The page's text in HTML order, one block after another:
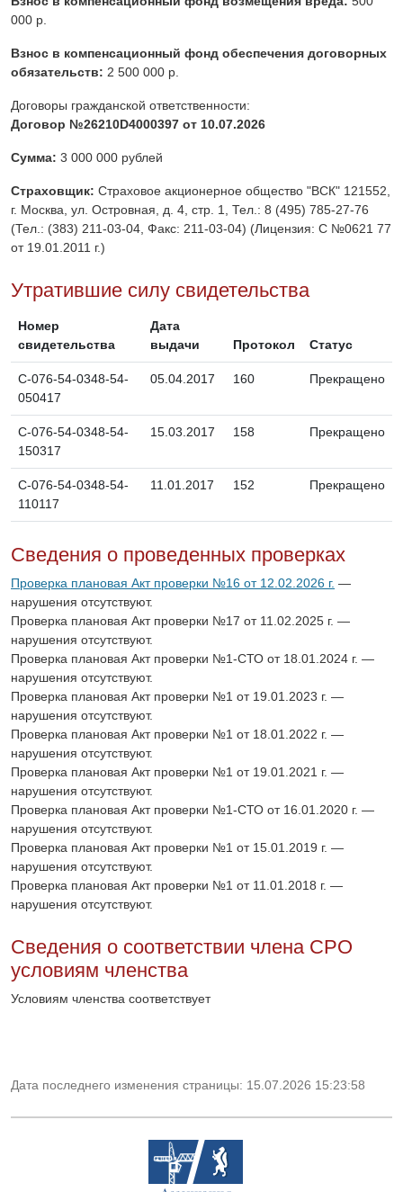
000 р.
Взнос в компенсационный фонд обеспечения договорных
обязательств: 2 500 000 р.
Договоры гражданской ответственности:
Договор №26210D4000397 от 10.07.2026
Сумма: 3 000 000 рублей
Страховщик: Страховое акционерное общество "ВСК" 121552,
г. Москва, ул. Островная, д. 4, стр. 1, Тел.: 8 (495) 785-27-76
(Тел.: (383) 211-03-04, Факс: 211-03-04) (Лицензия: С №0621 77
от 19.01.2011 г.)
Утратившие силу свидетельства
Номер
свидетельства
Дата
выдачи
Протокол Статус
C-076-54-0348-54-
050417
05.04.2017 160 Прекращено
C-076-54-0348-54-
150317
15.03.2017 158 Прекращено
C-076-54-0348-54-
110117
11.01.2017 152 Прекращено
Сведения о проведенных проверках
Проверка плановая Акт проверки №16 от 12.02.2026 г. —
нарушения отсутствуют.
Проверка плановая Акт проверки №17 от 11.02.2025 г. —
нарушения отсутствуют.
Проверка плановая Акт проверки №1-СТО от 18.01.2024 г. —
нарушения отсутствуют.
Проверка плановая Акт проверки №1 от 19.01.2023 г. —
нарушения отсутствуют.
Проверка плановая Акт проверки №1 от 18.01.2022 г. —
нарушения отсутствуют.
Проверка плановая Акт проверки №1 от 19.01.2021 г. —
нарушения отсутствуют.
Проверка плановая Акт проверки №1-СТО от 16.01.2020 г. —
нарушения отсутствуют.
Проверка плановая Акт проверки №1 от 15.01.2019 г. —
нарушения отсутствуют.
Проверка плановая Акт проверки №1 от 11.01.2018 г. —
нарушения отсутствуют.
Сведения о соответствии члена СРО
условиям членства
Условиям членства соответствует
Дата последнего изменения страницы: 15.07.2026 15:23:58